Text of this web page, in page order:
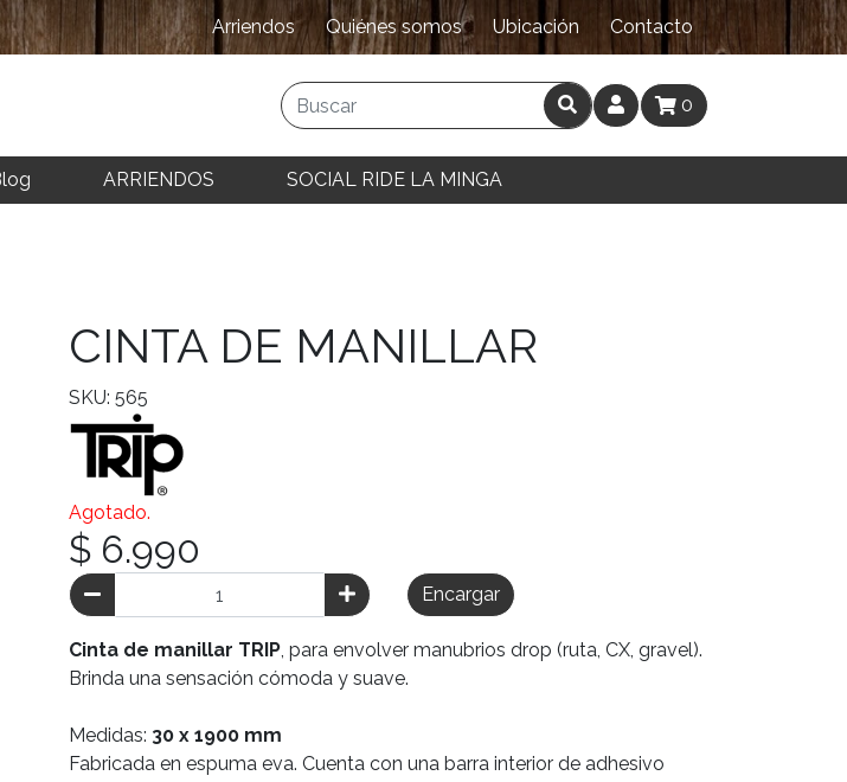
Arriendos Quiénes somos Ubicación Contacto
0
ARRIENDOS SOCIAL RIDE LA MINGA
CINTA DE MANILLAR
SKU: 565
Agotado.
$ 6.990
Encargar
Cinta de manillar TRIP, para envolver manubrios drop (ruta, CX, gravel).
Brinda una sensación cómoda y suave.
Medidas: 30 x 1900 mm
Fabricada en espuma eva. Cuenta con una barra interior de adhesivo